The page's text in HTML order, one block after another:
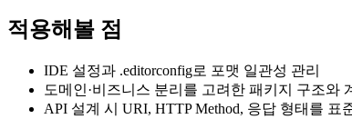
적용해볼 점
IDE 설정과 .editorconfig로 포맷 일관성 관리
도메인·비즈니스 분리를 고려한 패키지 구조와
API 설계 시 URI, HTTP Method, 응답 형태를